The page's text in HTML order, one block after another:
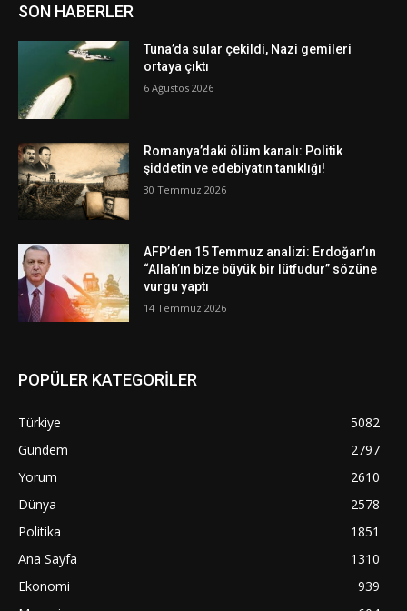
SON HABERLER
Tuna’da sular çekildi, Nazi gemileri
ortaya çıktı
6 Ağustos 2026
Romanya’daki ölüm kanalı: Politik
şiddetin ve edebiyatın tanıklığı!
30 Temmuz 2026
AFP’den 15 Temmuz analizi: Erdoğan’ın
“Allah’ın bize büyük bir lütfudur” sözüne
vurgu yaptı
14 Temmuz 2026
POPÜLER KATEGORİLER
Türkiye
5082
Gündem
2797
Yorum
2610
Dünya
2578
Politika
1851
Ana Sayfa
1310
Ekonomi
939